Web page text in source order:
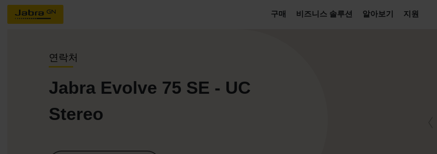
구매 비즈니스 솔루션 알아보기 지원
연락처
Jabra Evolve 75 SE - UC
Stereo